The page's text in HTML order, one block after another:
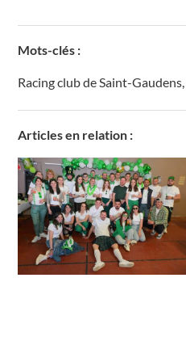
Mots-clés :
Racing club de Saint-Gaudens,
Articles en relation :